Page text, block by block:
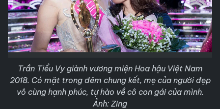
Trần Tiểu Vy giành vương miện Hoa hậu Việt Nam
2018. Có mặt trong đêm chung kết, mẹ của người đẹp
vô cùng hạnh phúc, tự hào về cô con gái của mình.
Ảnh: Zing